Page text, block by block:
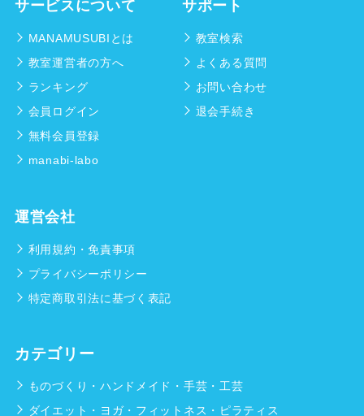
サービスについて
MANAMUSUBIとは
教室運営者の方へ
ランキング
会員ログイン
無料会員登録
manabi-labo
サポート
教室検索
よくある質問
お問い合わせ
退会手続き
運営会社
利用規約・免責事項
プライバシーポリシー
特定商取引法に基づく表記
カテゴリー
ものづくり・ハンドメイド・手芸・工芸
ダイエット・ヨガ・フィットネス・ピラティス